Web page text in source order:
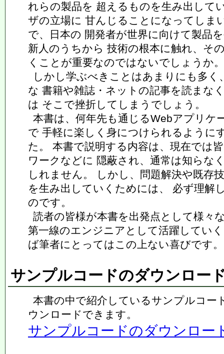
れらの製品を 超えるものを生み出して
ザの立場に 甘んじることになってしま
で、日本の 開発者が世界に向けて製品
新人のうちから 技術の根本に触れ、そ
くことが重要なのではないでしょうか。
しかし学ぶべきことはあまりにも多く
な 書籍や雑誌・ネットの記事を読まな
は そこで挫折してしまうでしょう。
本書は、何年先も通じるWebアプリケ
で 手軽に楽しく身につけられるように
た。 本書で説明する内容は、現在では
ワークなどに 隠蔽され、通常は知らな
しれません。 しかし、問題解決や既存
を生み出していくためには、 必ず理解
のです。
読者の皆様が本書を出発点として様々
第一線のエンジニアとして活躍してい
ば筆者にとってはこの上ない喜びです。
サンプルコードのダウンロー
本書の中で紹介しているサンプルコー
ウンロードできます。
サンプルコードのダウンロー